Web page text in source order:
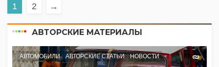
1 2 →
АВТОРСКИЕ МАТЕРИАЛЫ
АВТОМОБИЛИ АВТОРСКИЕ СТАТЬИ НОВОСТИ